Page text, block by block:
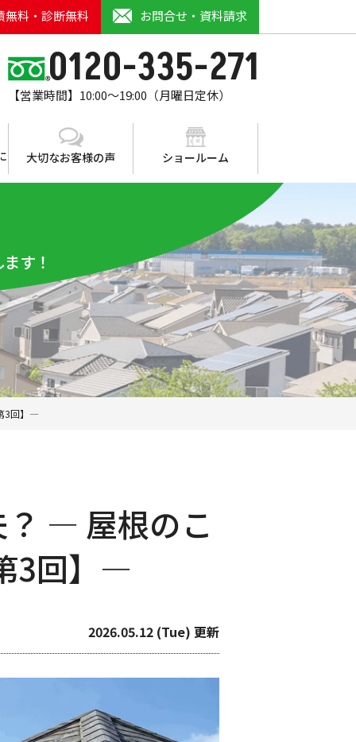
無料・診断無料 お問合せ・資料請求
0120-335-271
【営業時間】10:00～19:00（月曜日定休）
大切なお客様の声 ショールーム
す！
3回】―
― 屋根のこ
3回】―
2026.05.12 (Tue) 更新